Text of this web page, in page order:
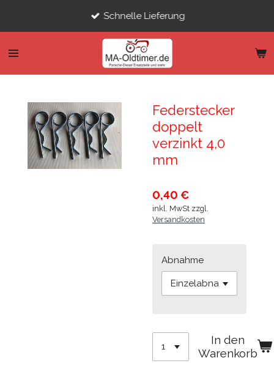
Schnelle Lieferung
Federstecker
doppelt
verzinkt 4,0
mm
0,40 €
inkl. MwSt zzgl.
Versandkosten
Abnahme
In den
Warenkorb